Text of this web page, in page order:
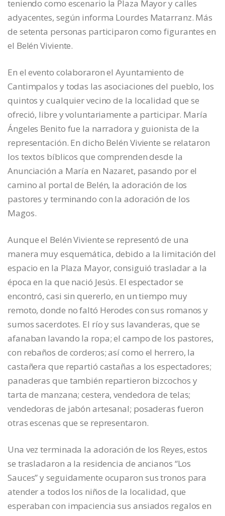
teniendo como escenario la Plaza Mayor y calles
adyacentes, según informa Lourdes Matarranz. Más
de setenta personas participaron como figurantes en
el Belén Viviente.
En el evento colaboraron el Ayuntamiento de
Cantimpalos y todas las asociaciones del pueblo, los
quintos y cualquier vecino de la localidad que se
ofreció, libre y voluntariamente a participar. María
Ángeles Benito fue la narradora y guionista de la
representación. En dicho Belén Viviente se relataron
los textos bíblicos que comprenden desde la
Anunciación a María en Nazaret, pasando por el
camino al portal de Belén, la adoración de los
pastores y terminando con la adoración de los
Magos.
Aunque el Belén Viviente se representó de una
manera muy esquemática, debido a la limitación del
espacio en la Plaza Mayor, consiguió trasladar a la
época en la que nació Jesús. El espectador se
encontró, casi sin quererlo, en un tiempo muy
remoto, donde no faltó Herodes con sus romanos y
sumos sacerdotes. El río y sus lavanderas, que se
afanaban lavando la ropa; el campo de los pastores,
con rebaños de corderos; así como el herrero, la
castañera que repartió castañas a los espectadores;
panaderas que también repartieron bizcochos y
tarta de manzana; cestera, vendedora de telas;
vendedoras de jabón artesanal; posaderas fueron
otras escenas que se representaron.
Una vez terminada la adoración de los Reyes, estos
se trasladaron a la residencia de ancianos “Los
Sauces” y seguidamente ocuparon sus tronos para
atender a todos los niños de la localidad, que
esperaban con impaciencia sus ansiados regalos en